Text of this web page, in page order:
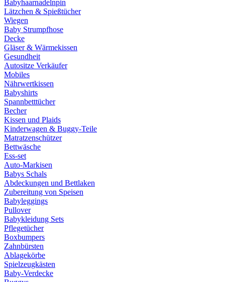
Babyhaarnadelnpin
Lätzchen & Spießtücher
Wiegen
Baby Strumpfhose
Decke
Gläser & Wärmekissen
Gesundheit
Autositze Verkäufer
Mobiles
Nährwertkissen
Babyshirts
Spannbetttücher
Becher
Kissen und Plaids
Kinderwagen & Buggy-Teile
Matratzenschützer
Bettwäsche
Ess-set
Auto-Markisen
Babys Schals
Abdeckungen und Bettlaken
Zubereitung von Speisen
Babyleggings
Pullover
Babykleidung Sets
Pflegetücher
Boxbumpers
Zahnbürsten
Ablagekörbe
Spielzeugkästen
Baby-Verdecke